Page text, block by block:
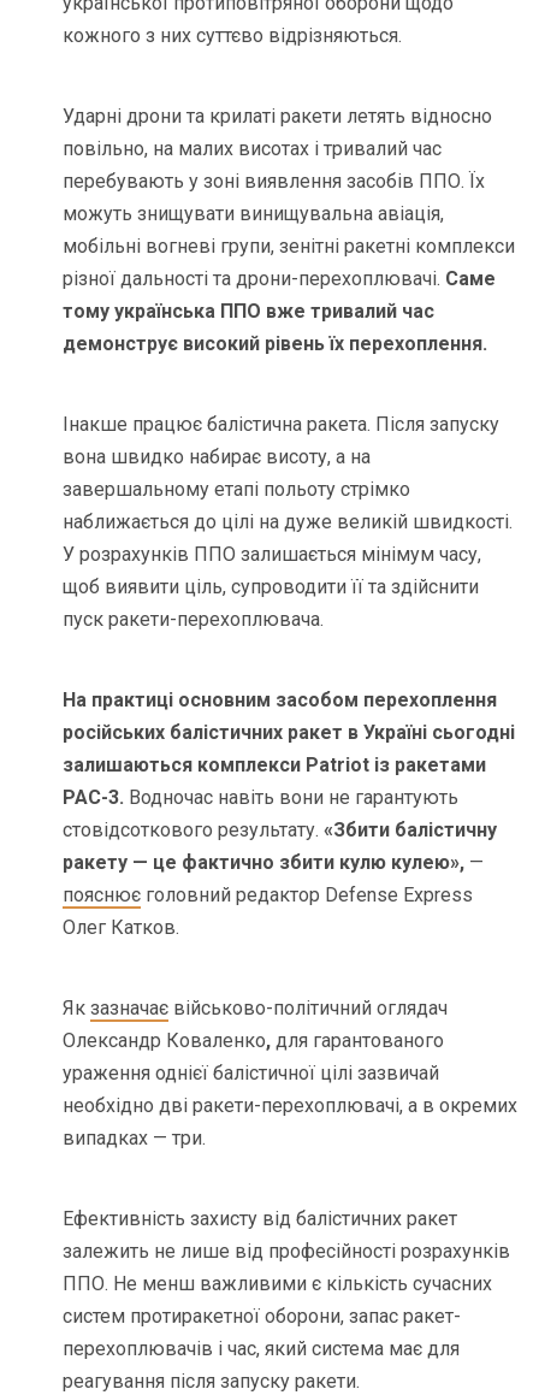
кожного з них суттєво відрізняються.
Ударні дрони та крилаті ракети летять відносно
повільно, на малих висотах і тривалий час
перебувають у зоні виявлення засобів ППО. Їх
можуть знищувати винищувальна авіація,
мобільні вогневі групи, зенітні ракетні комплекси
різної дальності та дрони-перехоплювачі. Саме
тому українська ППО вже тривалий час
демонструє високий рівень їх перехоплення.
Інакше працює балістична ракета. Після запуску
вона швидко набирає висоту, а на
завершальному етапі польоту стрімко
наближається до цілі на дуже великій швидкості.
У розрахунків ППО залишається мінімум часу,
щоб виявити ціль, супроводити її та здійснити
пуск ракети-перехоплювача.
На практиці основним засобом перехоплення
російських балістичних ракет в Україні сьогодні
залишаються комплекси Patriot із ракетами
PAC-3. Водночас навіть вони не гарантують
стовідсоткового результату.«Збити балістичну
ракету — це фактично збити кулю кулею», —
пояснює головний редактор Defense Express
Олег Катков.
Якзазначає військово-політичний оглядач
Олександр Коваленко, для гарантованого
ураження однієї балістичної цілі зазвичай
необхідно дві ракети-перехоплювачі, а в окремих
випадках — три.
Ефективність захисту від балістичних ракет
залежить не лише від професійності розрахунків
ППО. Не менш важливими є кількість сучасних
систем протиракетної оборони, запас ракет-
перехоплювачів і час, який система має для
реагування після запуску ракети.